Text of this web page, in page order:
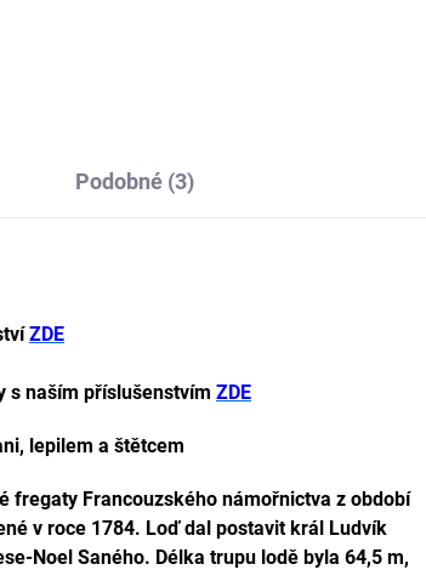
Podobné (3)
ZDE
s naším příslušenstvím ZDE
lepilem a štětcem
fregaty Francouzského námořnictva z období
v roce 1784. Loď dal postavit král Ludvík
Noel Saného. Délka trupu lodě byla 64,5 m,